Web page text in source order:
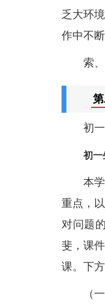
乏大环
作中不
索
初
初一
本
重点，
对问题
斐，课
课。下
（